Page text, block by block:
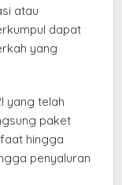
atau
dapat
yang
yang telah
paket
hingga
penyaluran